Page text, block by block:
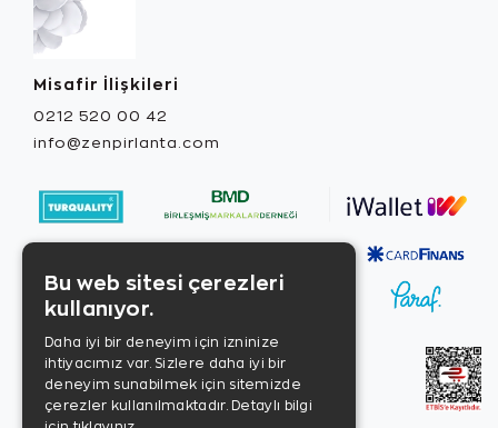
Misafir İlişkileri
0212 520 00 42
info@zenpirlanta.com
Bu web sitesi çerezleri
kullanıyor.
Daha iyi bir deneyim için izninize
ihtiyacımız var. Sizlere daha iyi bir
deneyim sunabilmek için sitemizde
çerezler kullanılmaktadır. Detaylı bilgi